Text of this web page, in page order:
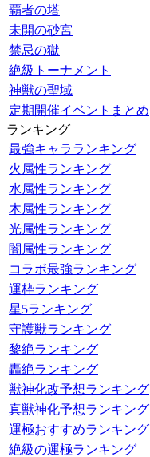
覇者の塔
未開の砂宮
禁忌の獄
絶級トーナメント
神獣の聖域
定期開催イベントまとめ
ランキング
最強キャラランキング
火属性ランキング
水属性ランキング
木属性ランキング
光属性ランキング
闇属性ランキング
コラボ最強ランキング
運枠ランキング
星5ランキング
守護獣ランキング
黎絶ランキング
轟絶ランキング
獣神化改予想ランキング
真獣神化予想ランキング
運極おすすめランキング
絶級の運極ランキング